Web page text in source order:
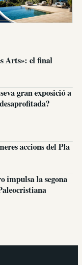
Arts»: el final
gran exposició a
accions del Pla
impulsa la segona